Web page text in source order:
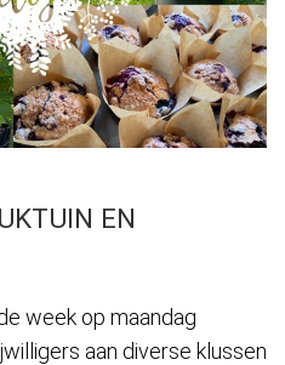
EN
week op maandag
aan diverse klussen